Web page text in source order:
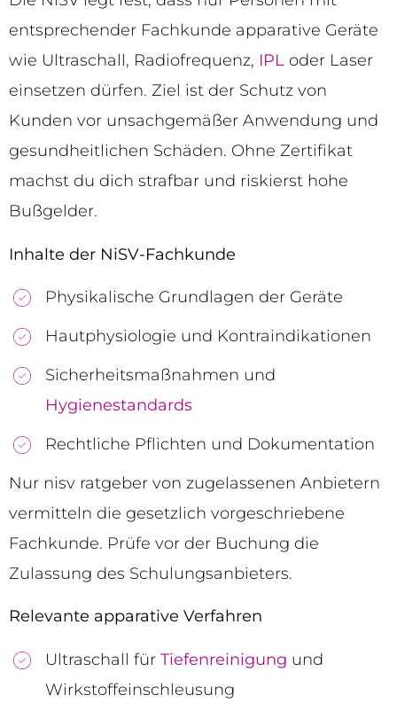
entsprechender Fachkunde apparative Geräte
wie Ultraschall, Radiofrequenz, IPL oder Laser
einsetzen dürfen. Ziel ist der Schutz von
Kunden vor unsachgemäßer Anwendung und
gesundheitlichen Schäden. Ohne Zertifikat
machst du dich strafbar und riskierst hohe
Bußgelder.
Inhalte der NiSV-Fachkunde
Physikalische Grundlagen der Geräte
Hautphysiologie und Kontraindikationen
Sicherheitsmaßnahmen und
Hygienestandards
Rechtliche Pflichten und Dokumentation
Nur nisv ratgeber von zugelassenen Anbietern
vermitteln die gesetzlich vorgeschriebene
Fachkunde. Prüfe vor der Buchung die
Zulassung des Schulungsanbieters.
Relevante apparative Verfahren
Ultraschall für Tiefenreinigung und
Wirkstoffeinschleusung